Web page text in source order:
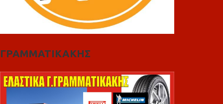
ΓΡΑΜΜΑΤΙΚΑΚΗΣ